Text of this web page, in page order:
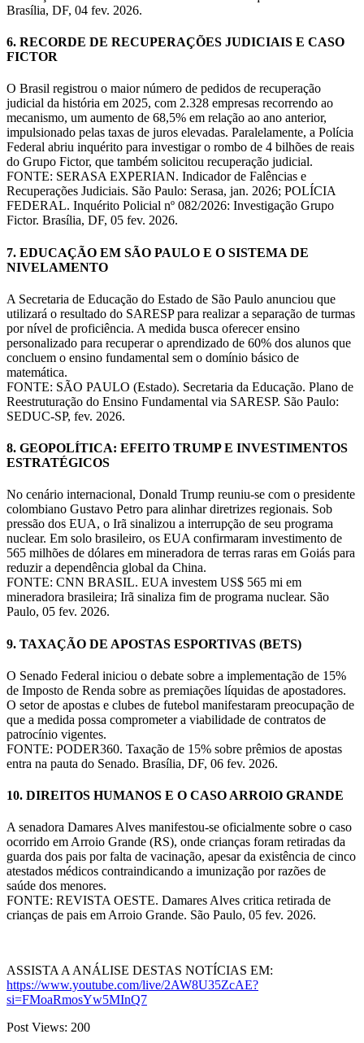
Brasília, DF, 04 fev. 2026.
6. RECORDE DE RECUPERAÇÕES JUDICIAIS E CASO
FICTOR
O Brasil registrou o maior número de pedidos de recuperação
judicial da história em 2025, com 2.328 empresas recorrendo ao
mecanismo, um aumento de 68,5% em relação ao ano anterior,
impulsionado pelas taxas de juros elevadas. Paralelamente, a Polícia
Federal abriu inquérito para investigar o rombo de 4 bilhões de reais
do Grupo Fictor, que também solicitou recuperação judicial.
FONTE: SERASA EXPERIAN. Indicador de Falências e
Recuperações Judiciais. São Paulo: Serasa, jan. 2026; POLÍCIA
FEDERAL. Inquérito Policial nº 082/2026: Investigação Grupo
Fictor. Brasília, DF, 05 fev. 2026.
7. EDUCAÇÃO EM SÃO PAULO E O SISTEMA DE
NIVELAMENTO
A Secretaria de Educação do Estado de São Paulo anunciou que
utilizará o resultado do SARESP para realizar a separação de turmas
por nível de proficiência. A medida busca oferecer ensino
personalizado para recuperar o aprendizado de 60% dos alunos que
concluem o ensino fundamental sem o domínio básico de
matemática.
FONTE: SÃO PAULO (Estado). Secretaria da Educação. Plano de
Reestruturação do Ensino Fundamental via SARESP. São Paulo:
SEDUC-SP, fev. 2026.
8. GEOPOLÍTICA: EFEITO TRUMP E INVESTIMENTOS
ESTRATÉGICOS
No cenário internacional, Donald Trump reuniu-se com o presidente
colombiano Gustavo Petro para alinhar diretrizes regionais. Sob
pressão dos EUA, o Irã sinalizou a interrupção de seu programa
nuclear. Em solo brasileiro, os EUA confirmaram investimento de
565 milhões de dólares em mineradora de terras raras em Goiás para
reduzir a dependência global da China.
FONTE: CNN BRASIL. EUA investem US$ 565 mi em
mineradora brasileira; Irã sinaliza fim de programa nuclear. São
Paulo, 05 fev. 2026.
9. TAXAÇÃO DE APOSTAS ESPORTIVAS (BETS)
O Senado Federal iniciou o debate sobre a implementação de 15%
de Imposto de Renda sobre as premiações líquidas de apostadores.
O setor de apostas e clubes de futebol manifestaram preocupação de
que a medida possa comprometer a viabilidade de contratos de
patrocínio vigentes.
FONTE: PODER360. Taxação de 15% sobre prêmios de apostas
entra na pauta do Senado. Brasília, DF, 06 fev. 2026.
10. DIREITOS HUMANOS E O CASO ARROIO GRANDE
A senadora Damares Alves manifestou-se oficialmente sobre o caso
ocorrido em Arroio Grande (RS), onde crianças foram retiradas da
guarda dos pais por falta de vacinação, apesar da existência de cinco
atestados médicos contraindicando a imunização por razões de
saúde dos menores.
FONTE: REVISTA OESTE. Damares Alves critica retirada de
crianças de pais em Arroio Grande. São Paulo, 05 fev. 2026.
ASSISTA A ANÁLISE DESTAS NOTÍCIAS EM:
https://www.youtube.com/live/2AW8U35ZcAE?
si=FMoaRmosYw5MInQ7
Post Views: 200